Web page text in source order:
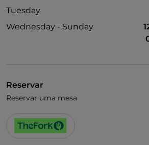
Tuesday
Wednesday - Sunday
Reservar
Reservar uma mesa